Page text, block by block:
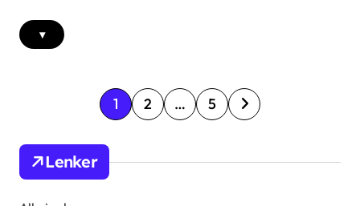
▾
P
o
s
t
1 2 … 5
Lenker